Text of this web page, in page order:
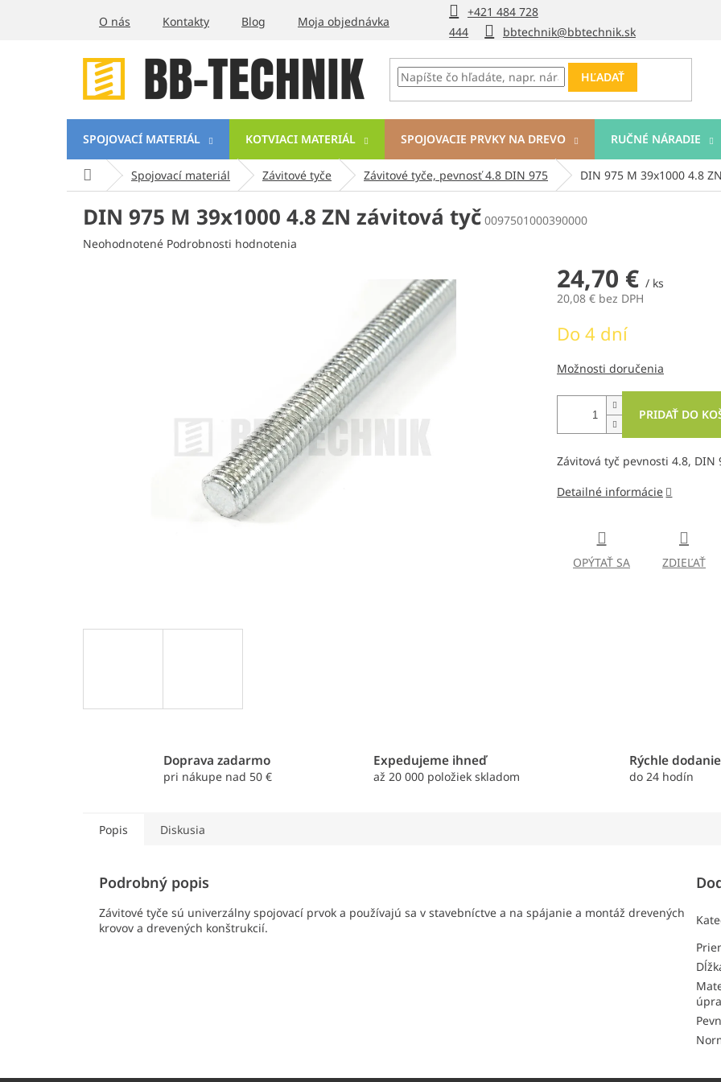
+421 484 728
444
bbtechnik@bbtechnik.sk
O nás Kontakty Blog Moja objednávka
HĽADAŤ
SPOJOVACÍ MATERIÁL KOTVIACI MATERIÁL SPOJOVACIE PRVKY NA DREVO RUČNÉ NÁRADIE
DomovSpojovací materiál Závitové tyče Závitové tyče, pevnosť 4.8 DIN 975 DIN 975 M 39x1000 4.8
DIN 975 M 39x1000 4.8 ZN závitová tyč 0097501000390000
Priemerné
Neohodnotené Podrobnosti hodnotenia
24,70 € / ks
20,08 € bez DPH
cena:
Do 4 dní
Možnosti doručenia
PRIDAŤ DO
Závitová tyč pevnosti 4.8, DIN
Detailné informácie
OPÝTAŤ SA ZDIEĽAŤ
Doprava zadarmo
pri nákupe nad 50 €
Expedujeme ihneď
až 20 000 položiek skladom
Rýchle dodanie
do 24 hodín
Popis Diskusia
Podrobný popis
Závitové tyče sú univerzálny spojovací prvok a používajú sa v stavebníctve a na spájanie a montáž drevených
krovov a drevených konštrukcií.